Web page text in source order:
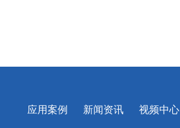
应用案例 新闻资讯 视频中心